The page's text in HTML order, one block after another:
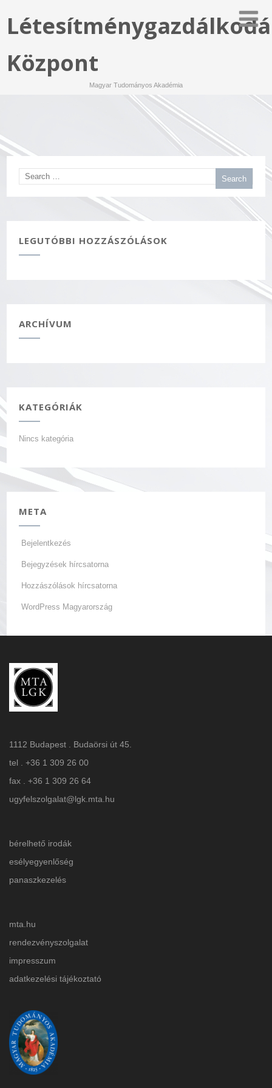
Központ
Magyar Tudományos Akadémia
LEGUTÓBBI HOZZÁSZÓLÁSOK
ARCHÍVUM
KATEGÓRIÁK
Nincs kategória
META
Bejelentkezés
Bejegyzések hírcsatorna
Hozzászólások hírcsatorna
WordPress Magyarország
1112 Budapest . Budaörsi út 45.
tel . +36 1 309 26 00
fax . +36 1 309 26 64
ugyfelszolgalat@lgk.mta.hu
bérelhető irodák
esélyegyenlőség
panaszkezelés
mta.hu
rendezvényszolgalat
impresszum
adatkezelési tájékoztató